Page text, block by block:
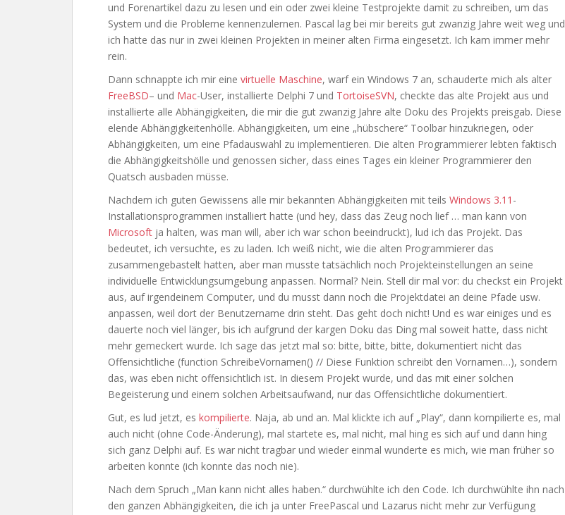
und Forenartikel dazu zu lesen und ein oder zwei kleine Testprojekte damit zu schreiben, um das
System und die Probleme kennenzulernen. Pascal lag bei mir bereits gut zwanzig Jahre weit weg und
ich hatte das nur in zwei kleinen Projekten in meiner alten Firma eingesetzt. Ich kam immer mehr
rein.
Dann schnappte ich mir eine virtuelle Maschine, warf ein Windows 7 an, schauderte mich als alter
FreeBSD– und Mac-User, installierte Delphi 7 und TortoiseSVN, checkte das alte Projekt aus und
installierte alle Abhängigkeiten, die mir die gut zwanzig Jahre alte Doku des Projekts preisgab. Diese
elende Abhängigkeitenhölle. Abhängigkeiten, um eine „hübschere“ Toolbar hinzukriegen, oder
Abhängigkeiten, um eine Pfadauswahl zu implementieren. Die alten Programmierer lebten faktisch
die Abhängigkeitshölle und genossen sicher, dass eines Tages ein kleiner Programmierer den
Quatsch ausbaden müsse.
Nachdem ich guten Gewissens alle mir bekannten Abhängigkeiten mit teils Windows 3.11 -
Installationsprogrammen installiert hatte (und hey, dass das Zeug noch lief … man kann von
Microsoft ja halten, was man will, aber ich war schon beeindruckt), lud ich das Projekt. Das
bedeutet, ich versuchte, es zu laden. Ich weiß nicht, wie die alten Programmierer das
zusammengebastelt hatten, aber man musste tatsächlich noch Projekteinstellungen an seine
individuelle Entwicklungsumgebung anpassen. Normal? Nein. Stell dir mal vor: du checkst ein Projekt
aus, auf irgendeinem Computer, und du musst dann noch die Projektdatei an deine Pfade usw.
anpassen, weil dort der Benutzername drin steht. Das geht doch nicht! Und es war einiges und es
dauerte noch viel länger, bis ich aufgrund der kargen Doku das Ding mal soweit hatte, dass nicht
mehr gemeckert wurde. Ich sage das jetzt mal so: bitte, bitte, bitte, dokumentiert nicht das
Offensichtliche (function SchreibeVornamen() // Diese Funktion schreibt den Vornamen…), sondern
das, was eben nicht offensichtlich ist. In diesem Projekt wurde, und das mit einer solchen
Begeisterung und einem solchen Arbeitsaufwand, nur das Offensichtliche dokumentiert.
Gut, es lud jetzt, es kompilierte. Naja, ab und an. Mal klickte ich auf „Play“, dann kompilierte es, mal
auch nicht (ohne Code-Änderung), mal startete es, mal nicht, mal hing es sich auf und dann hing
sich ganz Delphi auf. Es war nicht tragbar und wieder einmal wunderte es mich, wie man früher so
arbeiten konnte (ich konnte das noch nie).
Nach dem Spruch „Man kann nicht alles haben.“ durchwühlte ich den Code. Ich durchwühlte ihn nach
den ganzen Abhängigkeiten, die ich ja unter FreePascal und Lazarus nicht mehr zur Verfügung